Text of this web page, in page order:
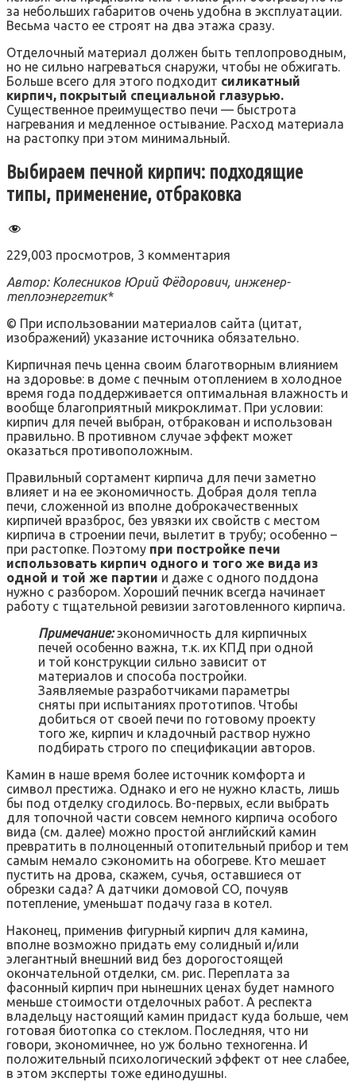
за небольших габаритов очень удобна в эксплуатации.
Весьма часто ее строят на два этажа сразу.
Отделочный материал должен быть теплопроводным,
но не сильно нагреваться снаружи, чтобы не обжигать.
Больше всего для этого подходит силикатный
кирпич, покрытый специальной глазурью.
Существенное преимущество печи — быстрота
нагревания и медленное остывание. Расход материала
на растопку при этом минимальный.
Выбираем печной кирпич: подходящие
типы, применение, отбраковка
229,003 просмотров, 3 комментария
Автор: Колесников Юрий Фёдорович, инженер-
теплоэнергетик*
© При использовании материалов сайта (цитат,
изображений) указание источника обязательно.
Кирпичная печь ценна своим благотворным влиянием
на здоровье: в доме с печным отоплением в холодное
время года поддерживается оптимальная влажность и
вообще благоприятный микроклимат. При условии:
кирпич для печей выбран, отбракован и использован
правильно. В противном случае эффект может
оказаться противоположным.
Правильный сортамент кирпича для печи заметно
влияет и на ее экономичность. Добрая доля тепла
печи, сложенной из вполне доброкачественных
кирпичей вразброс, без увязки их свойств с местом
кирпича в строении печи, вылетит в трубу; особенно –
при растопке. Поэтому при постройке печи
использовать кирпич одного и того же вида из
одной и той же партии и даже с одного поддона
нужно с разбором. Хороший печник всегда начинает
работу с тщательной ревизии заготовленного кирпича.
Примечание: экономичность для кирпичных
печей особенно важна, т.к. их КПД при одной
и той конструкции сильно зависит от
материалов и способа постройки.
Заявляемые разработчиками параметры
сняты при испытаниях прототипов. Чтобы
добиться от своей печи по готовому проекту
того же, кирпич и кладочный раствор нужно
подбирать строго по спецификации авторов.
Камин в наше время более источник комфорта и
символ престижа. Однако и его не нужно класть, лишь
бы под отделку сгодилось. Во-первых, если выбрать
для топочной части совсем немного кирпича особого
вида (см. далее) можно простой английский камин
превратить в полноценный отопительный прибор и тем
самым немало сэкономить на обогреве. Кто мешает
пустить на дрова, скажем, сучья, оставшиеся от
обрезки сада? А датчики домовой СО, почуяв
потепление, уменьшат подачу газа в котел.
Наконец, применив фигурный кирпич для камина,
вполне возможно придать ему солидный и/или
элегантный внешний вид без дорогостоящей
окончательной отделки, см. рис. Переплата за
фасонный кирпич при нынешних ценах будет намного
меньше стоимости отделочных работ. А респекта
владельцу настоящий камин придаст куда больше, чем
готовая биотопка со стеклом. Последняя, что ни
говори, экономичнее, но уж больно техногенна. И
положительный психологический эффект от нее слабее,
в этом эксперты тоже единодушны.